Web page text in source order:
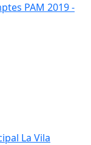
PAM 2019 -
La Vila